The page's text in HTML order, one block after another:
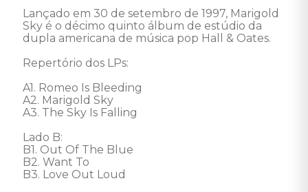
Lançado em 30 de setembro de 1997, Marigold
Sky é o décimo quinto álbum de estúdio da
dupla americana de música pop Hall & Oates.
Repertório dos LPs:
A1. Romeo Is Bleeding
A2. Marigold Sky
A3. The Sky Is Falling
Lado B:
B1. Out Of The Blue
B2. Want To
B3. Love Out Loud